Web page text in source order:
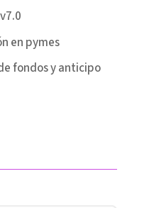
en pymes
fondos y anticipo